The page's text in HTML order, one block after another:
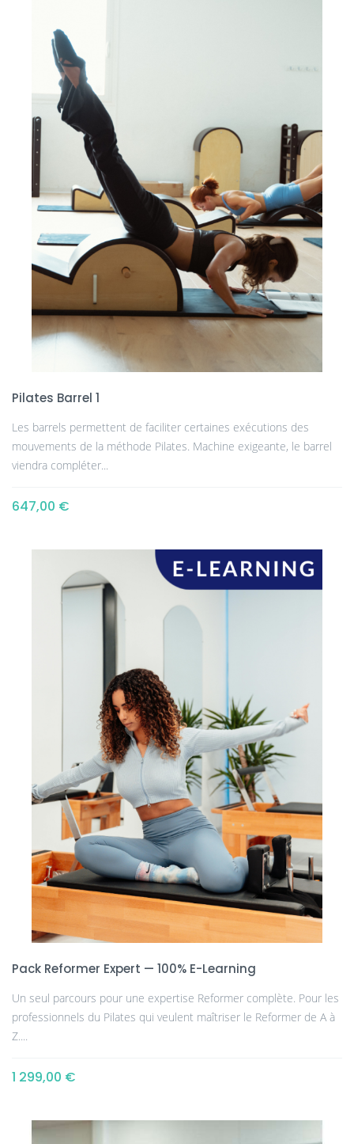
Pilates Barrel 1
Les barrels permettent de faciliter certaines exécutions des
mouvements de la méthode Pilates. Machine exigeante, le barrel
viendra compléter...
647,00 €
Pack Reformer Expert — 100% E-Learning
Un seul parcours pour une expertise Reformer complète. Pour les
professionnels du Pilates qui veulent maîtriser le Reformer de A à
Z....
1 299,00 €